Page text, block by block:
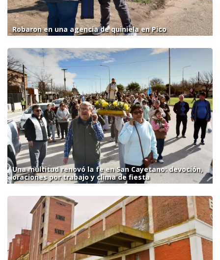
Robaron en una agencia de quiniela en Pico
Una multitud renovó la fe en San Cayetano: devoción,
oraciones por trabajo y clima de fiesta